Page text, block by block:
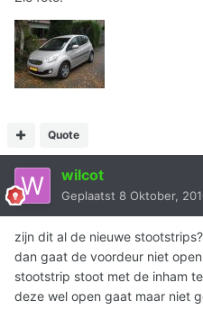
Quote
wilcot
Geplaatst 8 Oktober,
zijn dit al de nieuwe
dan gaat de voordeur niet
stootstrip stoot met de inham
deze wel open gaat maar niet